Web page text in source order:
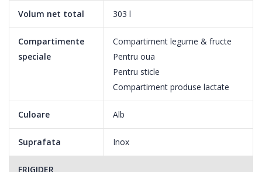
Volum net total 303 l
Compartimente
speciale
Compartiment legume & fructe
Pentru oua
Pentru sticle
Compartiment produse lactate
Culoare Alb
Suprafata Inox
FRIGIDER